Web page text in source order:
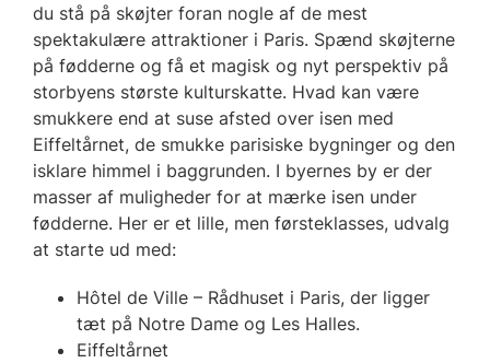
du stå på skøjter foran nogle af de mest
spektakulære attraktioner i Paris. Spænd skøjterne
på fødderne og få et magisk og nyt perspektiv på
storbyens største kulturskatte. Hvad kan være
smukkere end at suse afsted over isen med
Eiffeltårnet, de smukke parisiske bygninger og den
isklare himmel i baggrunden. I byernes by er der
masser af muligheder for at mærke isen under
fødderne. Her er et lille, men førsteklasses, udvalg
at starte ud med:
Hôtel de Ville – Rådhuset i Paris, der ligger
tæt på Notre Dame og Les Halles.
Eiffeltårnet